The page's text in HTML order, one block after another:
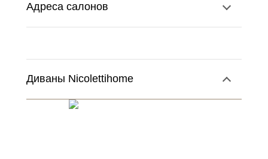
Адреса салонов
Диваны Nicolettihome